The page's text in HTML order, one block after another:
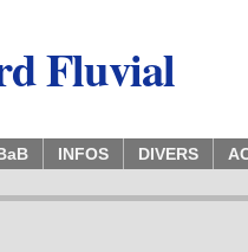
Fluvial
INFOS DIVERS